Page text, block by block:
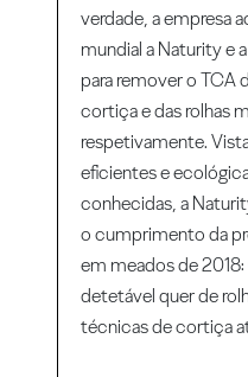
verdade, a empresa
mundial a Naturity e
para remover o TCA
cortiça e das rolhas
respetivamente.
eficientes e
conhecidas, a
o cumprimento da
em meados de
detetável quer de
técnicas de cortiça